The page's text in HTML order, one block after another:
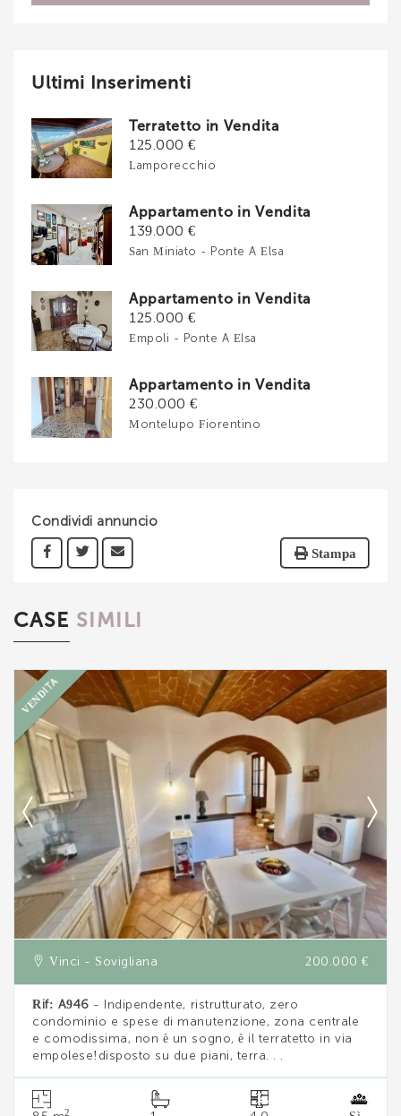
Ultimi Inserimenti
Terratetto in Vendita
125.000 €
Lamporecchio
Appartamento in Vendita
139.000 €
San Miniato - Ponte A Elsa
Appartamento in Vendita
125.000 €
Empoli - Ponte A Elsa
Appartamento in Vendita
230.000 €
Montelupo Fiorentino
Condividi annuncio
Stampa
CASE SIMILI
VENDITA
Ti interessa?
Contatta
--------------------
Vinci - Sovigliana 200.000 €
Rif: A946 - Indipendente, ristrutturato, zero
condominio e spese di manutenzione, zona centrale
e comodissima, non è un sogno, è il terratetto in via
empolese!disposto su due piani, terra. . .
2